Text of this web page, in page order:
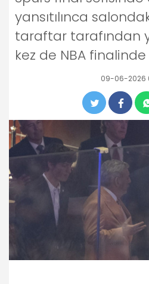
yansıtılınca
taraftar tarafından
kez de NBA
09-06-2026